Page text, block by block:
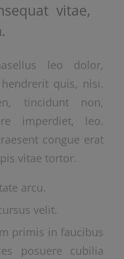
vitae,
leo dolor,
quis, nisi.
tincidunt non,
imperdiet, leo.
congue erat
vitae tortor.
arcu.
velit.
primis in faucibus
posuere cubilia